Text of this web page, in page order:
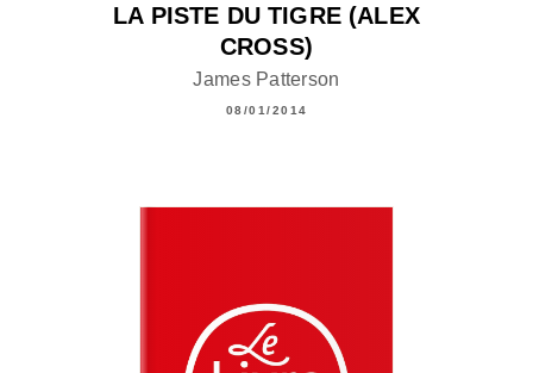
LA PISTE DU TIGRE (ALEX
CROSS)
James Patterson
08/01/2014